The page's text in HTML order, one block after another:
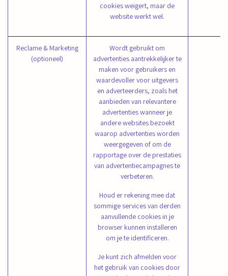
cookies weigert, maar de
website werkt wel.
Reclame & Marketing
(optioneel)
Wordt gebruikt om
advertenties aantrekkelijker te
maken voor gebruikers en
waardevoller voor uitgevers
en adverteerders, zoals het
aanbieden van relevantere
advertenties wanneer je
andere websites bezoekt
waarop advertenties worden
weergegeven of om de
rapportage over de prestaties
van advertentiecampagnes te
verbeteren.
Houd er rekening mee dat
sommige services van derden
aanvullende cookies in je
browser kunnen installeren
om je te identificeren.
Je kunt zich afmelden voor
het gebruik van cookies door